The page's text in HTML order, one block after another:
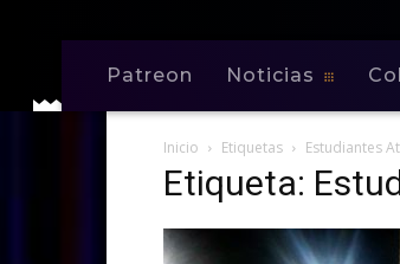
Patreon Noticias
Inicio Etiquetas Estudiantes
Etiqueta: